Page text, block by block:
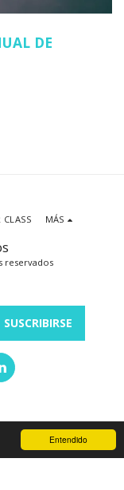
Entendido
DE
reservados
CLASS MÁS
SUSCRIBIRSE